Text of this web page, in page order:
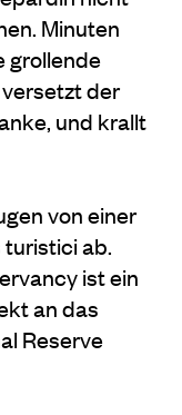
Minuten
grollende
der
und krallt
von einer
ab.
ist ein
an das
Reserve